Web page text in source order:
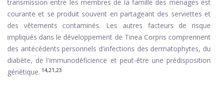
transmission entre les membres de la famille des ménages est
courante et se produit souvent en partageant des serviettes et
des vêtements contaminés. Les autres facteurs de risque
impliqués dans le développement de Tinea Corpris comprennent
des antécédents personnels d'infections des dermatophytes, du
diabète, de l'immunodéficience et peut-être une prédisposition
génétique. 14,21,23